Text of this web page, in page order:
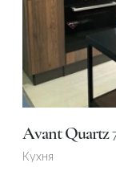
Avant Quartz
Кухня